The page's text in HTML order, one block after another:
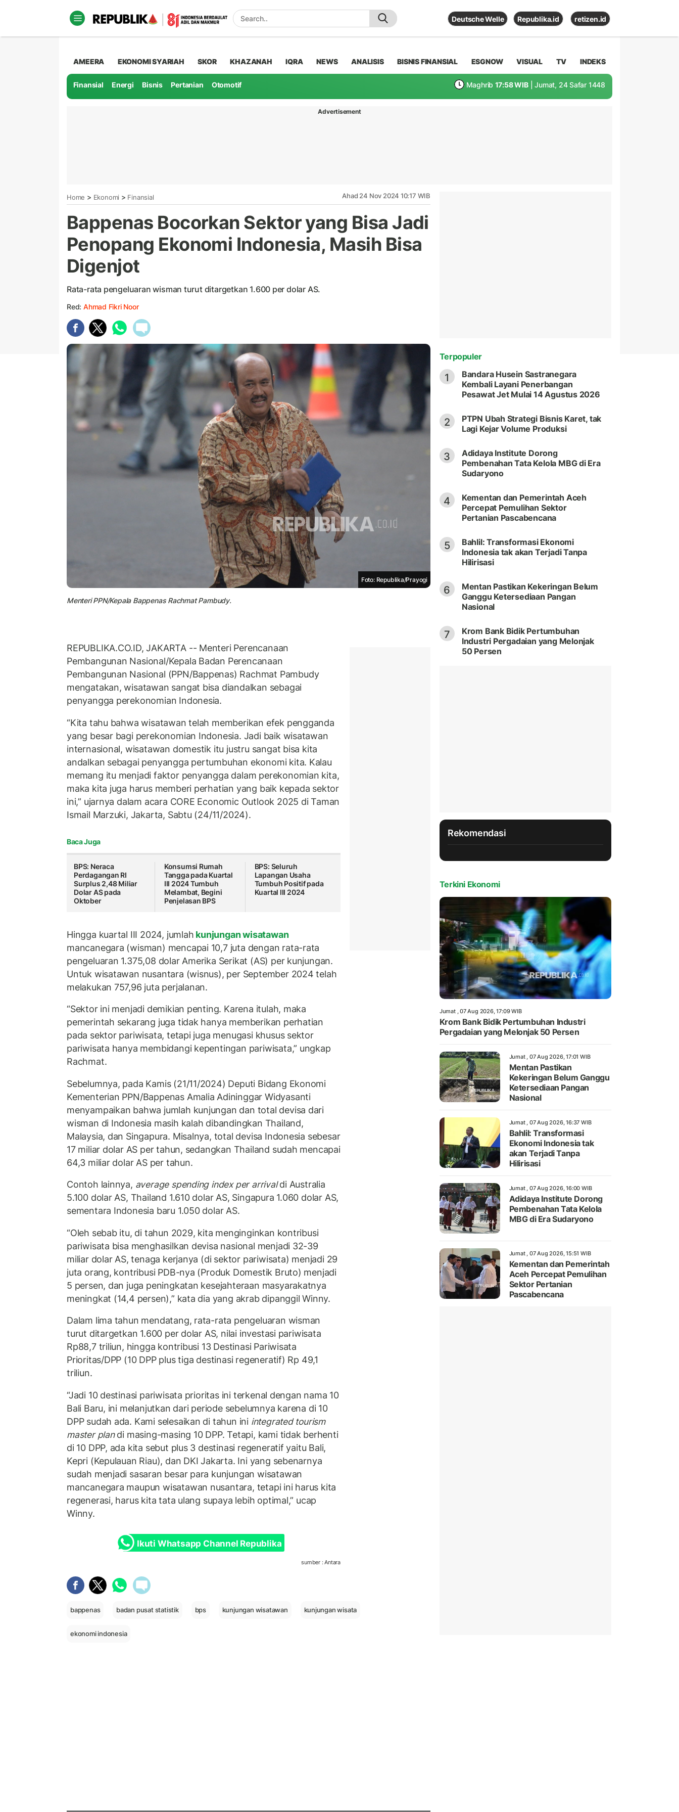
Deutsche Welle Republika.id retizen.id
AMEERA EKONOMI SYARIAH SKOR KHAZANAH IQRA NEWS ANALISIS BISNIS FINANSIAL ESGNOW VISUAL TV INDEKS
Finansial Energi Bisnis Pertanian Otomotif Maghrib 17:58 WIB | Jumat, 24 Safar 1448
Advertisement
Home > Ekonomi > Finansial Ahad 24 Nov 2024 10:17 WIB
Bappenas Bocorkan Sektor yang Bisa Jadi
Penopang Ekonomi Indonesia, Masih Bisa
Digenjot
Rata-rata pengeluaran wisman turut ditargetkan 1.600 per dolar AS.
Red: Ahmad Fikri Noor
Foto: Republika/Prayogi
Menteri PPN/Kepala Bappenas Rachmat Pambudy.
REPUBLIKA.CO.ID, JAKARTA -- Menteri Perencanaan
Pembangunan Nasional/Kepala Badan Perencanaan
Pembangunan Nasional (PPN/Bappenas) Rachmat Pambudy
mengatakan, wisatawan sangat bisa diandalkan sebagai
penyangga perekonomian Indonesia.
“Kita tahu bahwa wisatawan telah memberikan efek pengganda
yang besar bagi perekonomian Indonesia. Jadi baik wisatawan
internasional, wisatawan domestik itu justru sangat bisa kita
andalkan sebagai penyangga pertumbuhan ekonomi kita. Kalau
memang itu menjadi faktor penyangga dalam perekonomian kita,
maka kita juga harus memberi perhatian yang baik kepada sektor
ini,” ujarnya dalam acara CORE Economic Outlook 2025 di Taman
Ismail Marzuki, Jakarta, Sabtu (24/11/2024).
Baca Juga
BPS: Neraca
Perdagangan RI
Surplus 2,48 Miliar
Dolar AS pada
Oktober
Konsumsi Rumah
Tangga pada Kuartal
III 2024 Tumbuh
Melambat, Begini
Penjelasan BPS
BPS: Seluruh
Lapangan Usaha
Tumbuh Positif pada
Kuartal III 2024
Hingga kuartal III 2024, jumlah kunjungan wisatawan
mancanegara (wisman) mencapai 10,7 juta dengan rata-rata
pengeluaran 1.375,08 dolar Amerika Serikat (AS) per kunjungan.
Untuk wisatawan nusantara (wisnus), per September 2024 telah
melakukan 757,96 juta perjalanan.
“Sektor ini menjadi demikian penting. Karena itulah, maka
pemerintah sekarang juga tidak hanya memberikan perhatian
pada sektor pariwisata, tetapi juga menugasi khusus sektor
pariwisata hanya membidangi kepentingan pariwisata,” ungkap
Rachmat.
Sebelumnya, pada Kamis (21/11/2024) Deputi Bidang Ekonomi
Kementerian PPN/Bappenas Amalia Adininggar Widyasanti
menyampaikan bahwa jumlah kunjungan dan total devisa dari
wisman di Indonesia masih kalah dibandingkan Thailand,
Malaysia, dan Singapura. Misalnya, total devisa Indonesia sebesar
17 miliar dolar AS per tahun, sedangkan Thailand sudah mencapai
64,3 miliar dolar AS per tahun.
Contoh lainnya, average spending index per arrivaldi Australia
5.100 dolar AS, Thailand 1.610 dolar AS, Singapura 1.060 dolar AS,
sementara Indonesia baru 1.050 dolar AS.
“Oleh sebab itu, di tahun 2029, kita menginginkan kontribusi
pariwisata bisa menghasilkan devisa nasional menjadi 32-39
miliar dolar AS, tenaga kerjanya (di sektor pariwisata) menjadi 29
juta orang, kontribusi PDB-nya (Produk Domestik Bruto) menjadi
5 persen, dan juga peningkatan kesejahteraan masyarakatnya
meningkat (14,4 persen),” kata dia yang akrab dipanggil Winny.
Dalam lima tahun mendatang, rata-rata pengeluaran wisman
turut ditargetkan 1.600 per dolar AS, nilai investasi pariwisata
Rp88,7 triliun, hingga kontribusi 13 Destinasi Pariwisata
Prioritas/DPP (10 DPP plus tiga destinasi regeneratif) Rp 49,1
triliun.
“Jadi 10 destinasi pariwisata prioritas ini terkenal dengan nama 10
Bali Baru, ini melanjutkan dari periode sebelumnya karena di 10
DPP sudah ada. Kami selesaikan di tahun ini integrated tourism
master plandi masing-masing 10 DPP. Tetapi, kami tidak berhenti
di 10 DPP, ada kita sebut plus 3 destinasi regeneratif yaitu Bali,
Kepri (Kepulauan Riau), dan DKI Jakarta. Ini yang sebenarnya
sudah menjadi sasaran besar para kunjungan wisatawan
mancanegara maupun wisatawan nusantara, tetapi ini harus kita
regenerasi, harus kita tata ulang supaya lebih optimal,” ucap
Winny.
Ikuti Whatsapp Channel Republika
sumber : Antara
bappenas badan pusat statistik bps kunjungan wisatawan kunjungan wisata
ekonomi indonesia
Terpopuler
1
Bandara Husein Sastranegara
Kembali Layani Penerbangan
Pesawat Jet Mulai 14 Agustus 2026
2
PTPN Ubah Strategi Bisnis Karet, tak
Lagi Kejar Volume Produksi
3
Adidaya Institute Dorong
Pembenahan Tata Kelola MBG di Era
Sudaryono
4
Kementan dan Pemerintah Aceh
Percepat Pemulihan Sektor
Pertanian Pascabencana
5
Bahlil: Transformasi Ekonomi
Indonesia tak akan Terjadi Tanpa
Hilirisasi
6
Mentan Pastikan Kekeringan Belum
Ganggu Ketersediaan Pangan
Nasional
7
Krom Bank Bidik Pertumbuhan
Industri Pergadaian yang Melonjak
50 Persen
Rekomendasi
Terkini Ekonomi
Jumat , 07 Aug 2026, 17:09 WIB
Krom Bank Bidik Pertumbuhan Industri
Pergadaian yang Melonjak 50 Persen
Jumat , 07 Aug 2026, 17:01 WIB
Mentan Pastikan
Kekeringan Belum Ganggu
Ketersediaan Pangan
Nasional
Jumat , 07 Aug 2026, 16:37 WIB
Bahlil: Transformasi
Ekonomi Indonesia tak
akan Terjadi Tanpa
Hilirisasi
Jumat , 07 Aug 2026, 16:00 WIB
Adidaya Institute Dorong
Pembenahan Tata Kelola
MBG di Era Sudaryono
Jumat , 07 Aug 2026, 15:51 WIB
Kementan dan Pemerintah
Aceh Percepat Pemulihan
Sektor Pertanian
Pascabencana